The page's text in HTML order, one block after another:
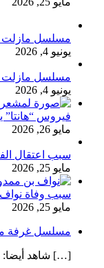
مسلسل مازلت في
يونيو 4, 2026
مسلسل مازلت
يونيو 4, 2026
فيروس “هانتا”
مايو 26, 2026
سبب اعتقال
مايو 25, 2026
سبب وفاة
مايو 25, 2026
مسلسل غرفة مزدوجة
[…] شاهد أيضا: